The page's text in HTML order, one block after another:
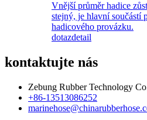
Vnější průměr hadice
stejný, je hlavní součástí
hadicového provázku.
dotazdetail
kontaktujte nás
Zebung Rubber Technology
+86-13513086252